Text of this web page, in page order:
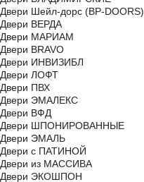
Двери Шейл-дорс (BP-DOORS)
Двери ВЕРДА
Двери МАРИАМ
Двери BRAVO
Двери ИНВИЗИБЛ
Двери ЛОФТ
Двери ПВХ
Двери ЭМАЛЕКС
Двери ВФД
Двери ШПОНИРОВАННЫЕ
Двери ЭМАЛЬ
Двери с ПАТИНОЙ
Двери из МАССИВА
Двери ЭКОШПОН